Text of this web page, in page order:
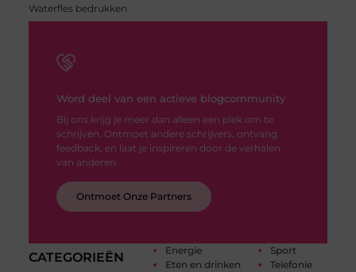
CATEGORIEËN
Energie
Eten en drinken
Sport
Telefonie
Waterfles bedrukken
Word deel van een actieve blogcommunity
Bij ons krijg je meer dan alleen een plek om te
schrijven. Ontmoet andere schrijvers, ontvang
feedback, en laat je inspireren door de verhalen
van anderen.
Ontmoet Onze Partners